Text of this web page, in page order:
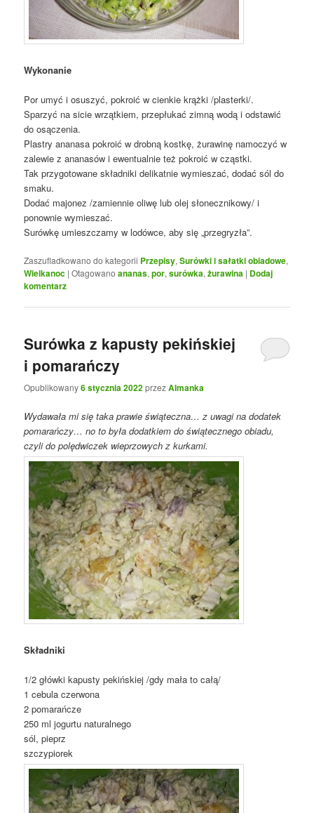
Wykonanie
Por umyć i osuszyć, pokroić w cienkie krążki /plasterki/.
Sparzyć na sicie wrzątkiem, przepłukać zimną wodą i odstawić
do osączenia.
Plastry ananasa pokroić w drobną kostkę, żurawinę namoczyć w
zalewie z ananasów i ewentualnie też pokroić w cząstki.
Tak przygotowane składniki delikatnie wymieszać, dodać sól do
smaku.
Dodać majonez /zamiennie oliwę lub olej słonecznikowy/ i
ponownie wymieszać.
Surówkę umieszczamy w lodówce, aby się „przegryzła”.
Zaszufladkowano do kategorii Przepisy,Surówki i sałatki obiadowe,
Wielkanoc |Otagowano ananas,por,surówka,żurawina | Dodaj
komentarz
Surówka z kapusty pekińskiej
i pomarańczy
Opublikowany6 stycznia 2022przezAlmanka
Wydawała mi się taka prawie świąteczna… z uwagi na dodatek
pomarańczy… no to była dodatkiem do świątecznego obiadu,
czyli do polędwiczek wieprzowych z kurkami.
Składniki
1/2 główki kapusty pekińskiej /gdy mała to całą/
1 cebula czerwona
2 pomarańcze
250 ml jogurtu naturalnego
sól, pieprz
szczypiorek